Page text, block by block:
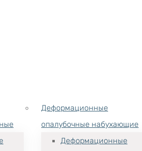
Деформационные
опалубочные набухающие
Деформационные